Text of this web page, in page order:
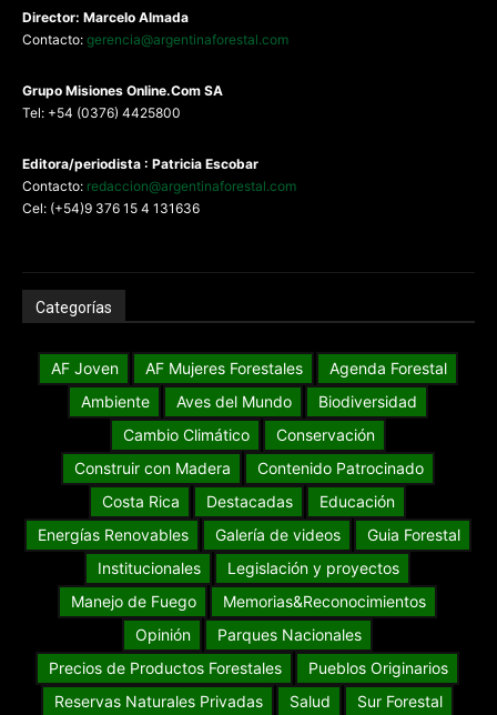
Director: Marcelo Almada
Contacto: gerencia@argentinaforestal.com
Grupo Misiones Online.Com SA
Tel: +54 (0376) 4425800
Editora/periodista : Patricia Escobar
Contacto: redaccion@argentinaforestal.com
Cel: (+54)9 376 15 4 131636
Categorías
AF Joven AF Mujeres Forestales
Agenda Forestal
Ambiente
Aves del Mundo
Biodiversidad
Cambio Climático
Conservación
Construir con Madera
Contenido Patrocinado
Costa Rica
Destacadas
Educación
Energías Renovables
Galería de videos
Guia Forestal
Institucionales
Legislación y proyectos
Manejo de Fuego
Memorias&Reconocimientos
Opinión
Parques Nacionales
Precios de Productos Forestales
Pueblos Originarios
Reservas Naturales Privadas
Salud
Sur Forestal